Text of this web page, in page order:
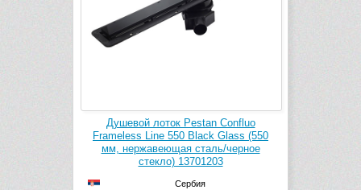
Душевой лоток Pestan Confluo
Frameless Line 550 Black Glass (550
мм, нержавеющая сталь/черное
стекло) 13701203
Сербия